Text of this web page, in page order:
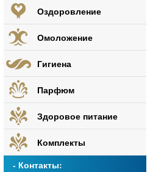
Оздоровление
Омоложение
Гигиена
Парфюм
Здоровое питание
Комплекты
- Контакты: